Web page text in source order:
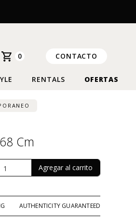
0 CONTACTO
RENTALS OFERTAS
Cm
AUTHENTICITY GUARANTEED